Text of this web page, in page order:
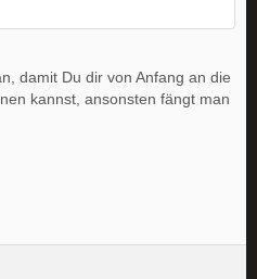
damit Du dir von Anfang an die
kannst, ansonsten fängt man